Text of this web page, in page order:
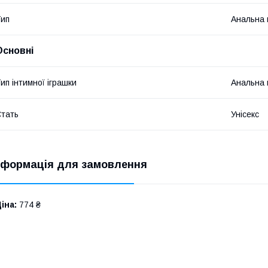
Анальна
інтимної іграшки Анальна
Унісекс
для замовлення
774 ₴